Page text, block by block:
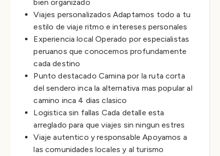
bien organizado
Viajes personalizados Adaptamos todo a tu
estilo de viaje ritmo e intereses personales
Experiencia local Operado por especialistas
peruanos que conocemos profundamente
cada destino
Punto destacado Camina por la ruta corta
del sendero inca la alternativa mas popular al
camino inca 4 dias clasico
Logistica sin fallas Cada detalle esta
arreglado para que viajes sin ningun estres
Viaje autentico y responsable Apoyamos a
las comunidades locales y al turismo